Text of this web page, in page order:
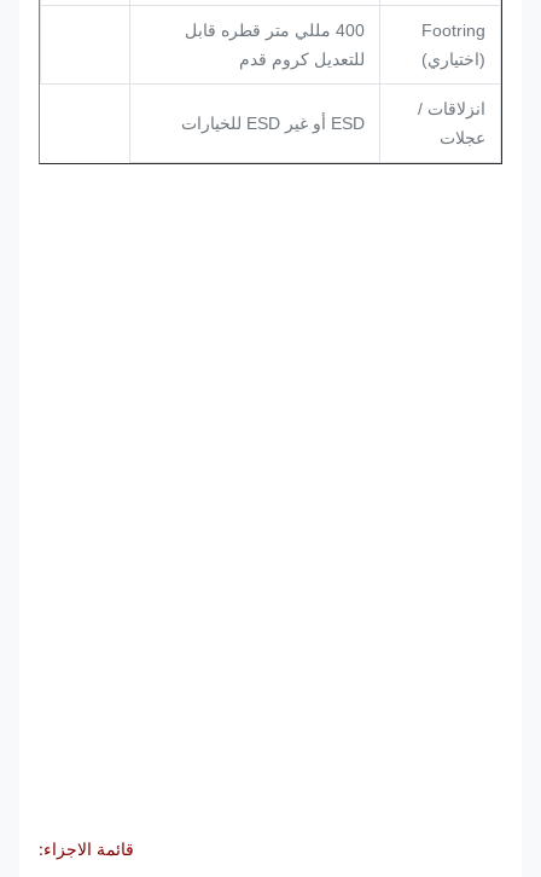
Footring
(اختياري)
400 مللي متر قطره قابل
للتعديل كروم قدم
انزلاقات /
عجلات
ESD أو غير ESD للخيارات
قائمة الاجزاء: